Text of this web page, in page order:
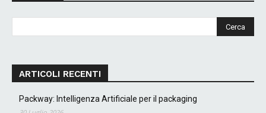
ARTICOLI RECENTI
Packway: Intelligenza Artificiale per il packaging